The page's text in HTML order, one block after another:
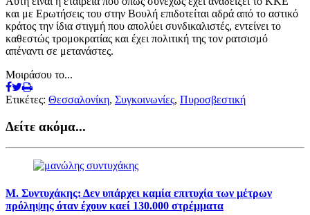
και με Ερωτήσεις του στην Βουλή επιδοτείται αδρά από το αστικό
κράτος την ίδια στιγμή που απολύει συνδικαλιστές, εντείνει το
καθεστώς τρομοκρατίας και έχει πολιτική της τον ρατσισμό
απέναντι σε μετανάστες.
Μοιράσου το...
Ετικέτες: Θεσσαλονίκη, Συγκοινωνίες, Πυροσβεστική
Δείτε ακόμα...
Μ. Συντυχάκης: Δεν υπάρχει καμία επιτυχία των μέτρων
πρόληψης όταν έχουν καεί 130.000 στρέμματα